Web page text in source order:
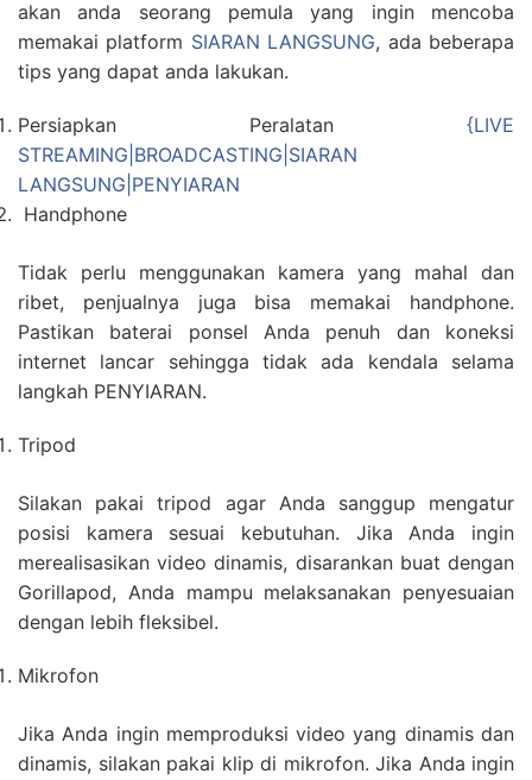
akan anda seorang pemula yang ingin mencoba
memakai platform SIARAN LANGSUNG, ada beberapa
tips yang dapat anda lakukan.
Persiapkan Peralatan {LIVE
STREAMING|BROADCASTING|SIARAN
LANGSUNG|PENYIARAN
Handphone
Tidak perlu menggunakan kamera yang mahal dan
ribet, penjualnya juga bisa memakai handphone.
Pastikan baterai ponsel Anda penuh dan koneksi
internet lancar sehingga tidak ada kendala selama
langkah PENYIARAN.
Tripod
Silakan pakai tripod agar Anda sanggup mengatur
posisi kamera sesuai kebutuhan. Jika Anda ingin
merealisasikan video dinamis, disarankan buat dengan
Gorillapod, Anda mampu melaksanakan penyesuaian
dengan lebih fleksibel.
Mikrofon
Jika Anda ingin memproduksi video yang dinamis dan
dinamis, silakan pakai klip di mikrofon. Jika Anda ingin